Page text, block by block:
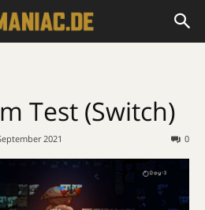
Test (Switch)
2021 0